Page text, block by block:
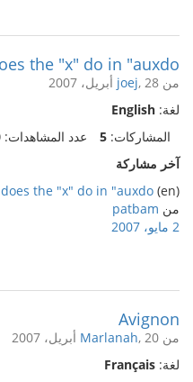
the "x" do in "auxdo"?
من joej, 28 أبريل، 2007
لغة: English
المشاركات: 5 عدد المشاهدات:
آخر مشاركة
(en)
the "x" do in "auxdo"?
من patbam
2 مايو، 2007
Avignon
من Marlanah, 20 أبريل، 2007
لغة: Français